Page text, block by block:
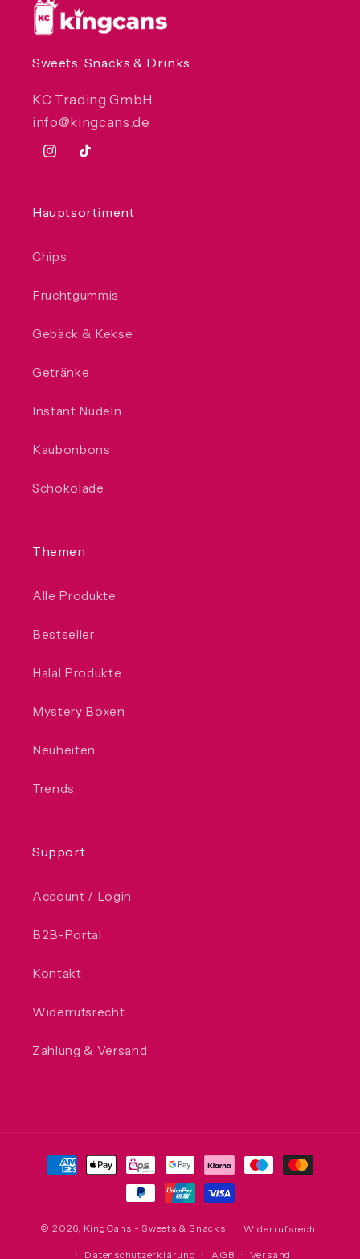
Sweets, Snacks & Drinks
KC Trading GmbH
info@kingcans.de
InstagramTikTok
Hauptsortiment
Chips
Fruchtgummis
Gebäck & Kekse
Getränke
Instant Nudeln
Kaubonbons
Schokolade
Themen
Alle Produkte
Bestseller
Halal Produkte
Mystery Boxen
Neuheiten
Trends
Support
Account / Login
B2B-Portal
Kontakt
Widerrufsrecht
Zahlung & Versand
Zahlungsmethoden
© 2026, KingCans - Sweets & Snacks Widerrufsrecht
Datenschutzerklärung AGB Versand